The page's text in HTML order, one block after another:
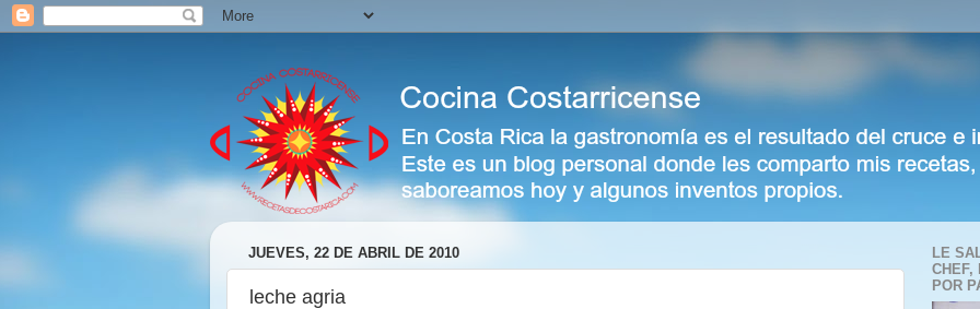
JUEVES, 22 DE ABRIL DE 2010
leche agria
LE
CHEF,
POR